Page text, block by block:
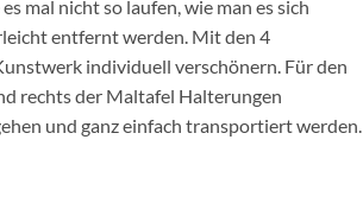
mal nicht so laufen, wie man es sich
entfernt werden. Mit den 4
individuell verschönern. Für den
rechts der Maltafel Halterungen
und ganz einfach transportiert werden.